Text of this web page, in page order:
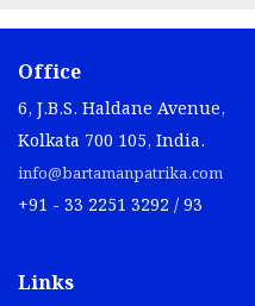
Office
6, J.B.S. Haldane Avenue,
Kolkata 700 105, India.
info@bartamanpatrika.com
+91 - 33 2251 3292 / 93
Links